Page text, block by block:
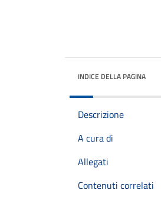
INDICE DELLA PAGINA
Descrizione
A cura di
Allegati
Contenuti correlati